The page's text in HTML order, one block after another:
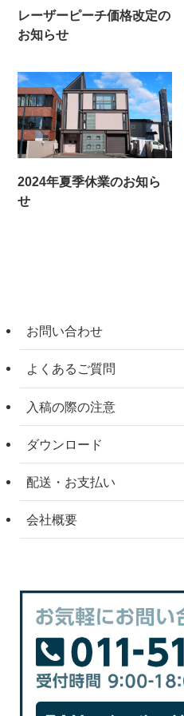
レーザーピーチ価格改定の
お知らせ
2024年夏季休業のお知ら
せ
お問い合わせ
よくあるご質問
入稿の際の注意
ダウンロード
配送・お支払い
会社概要